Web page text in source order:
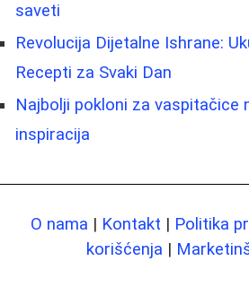
saveti
Revolucija Dijetalne Ishrane:
Recepti za Svaki Dan
Najbolji pokloni za vaspitačice
inspiracija
O nama | Kontakt | Politika
korišćenja |